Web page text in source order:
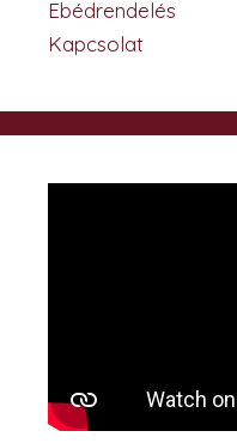
Ebédrendelés
Kapcsolat